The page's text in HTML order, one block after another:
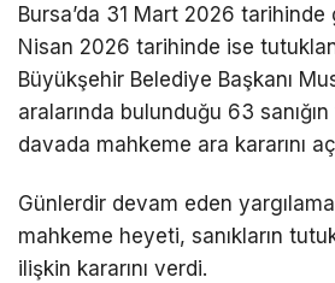
Bursa’da 31 Mart 2026 tarihinde
Nisan 2026 tarihinde ise
Büyükşehir Belediye Başkanı
aralarında bulunduğu 63 sanığın
davada mahkeme ara kararını
Günlerdir devam eden
mahkeme heyeti, sanıkların
ilişkin kararını verdi.